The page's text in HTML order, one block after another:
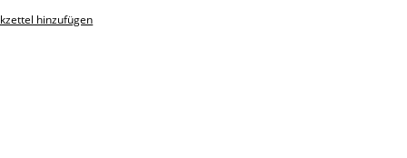
hinzufügen